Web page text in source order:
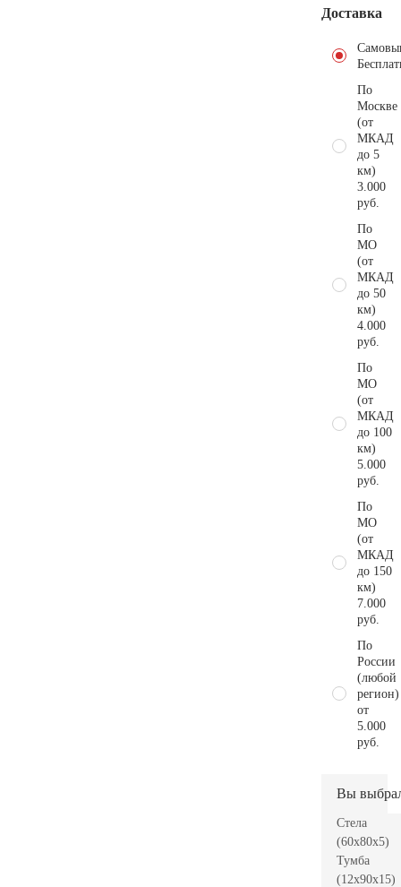
Доставка
По
Москве
(от
МКАД
до 5
км)
3.000
руб.
По
МО
(от
МКАД
до 50
км)
4.000
руб.
По
МО
(от
МКАД
до 100
км)
5.000
руб.
По
МО
(от
МКАД
до 150
км)
7.000
руб.
По
России
(любой
регион)
от
5.000
руб.
Вы
Стела
(60x80x5)
Тумба
(12x90x15)